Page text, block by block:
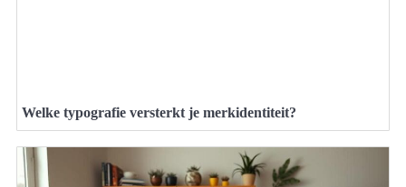
Welke typografie versterkt je merkidentiteit?